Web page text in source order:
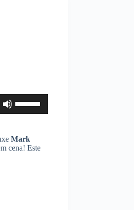
as
setas
ou
para
Mark
cena! Este